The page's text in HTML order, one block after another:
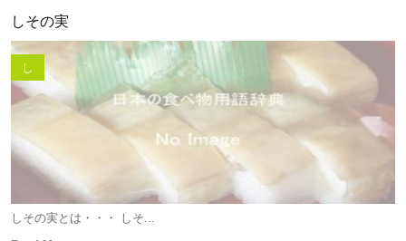
しその実
し
しその実とは・・・ しそ...